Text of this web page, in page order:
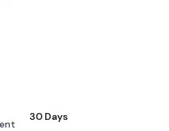
30 Days